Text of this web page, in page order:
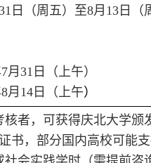
日（周五）至8月13日（
31日（上午）
月14日（上午）
者，可获得庆北大学颁
书，部分国内高校可能